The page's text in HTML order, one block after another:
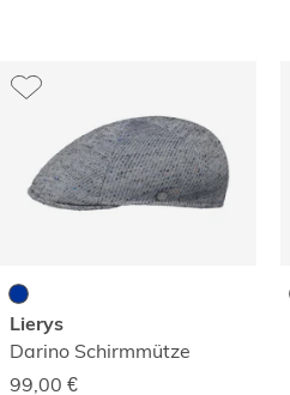
Lierys
Darino Schirmmütze
99,00 €